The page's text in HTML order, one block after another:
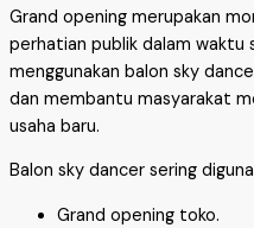
Grand opening merupakan
perhatian publik dalam waktu
menggunakan balon sky
dan membantu masyarakat
usaha baru.
Balon sky dancer sering
Grand opening toko.